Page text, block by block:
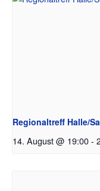
Regionaltreff Halle/
14. August @ 19:00-